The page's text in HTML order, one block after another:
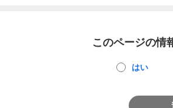
このページの情
はい